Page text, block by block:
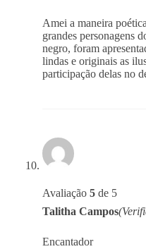
Amei a maneira
grandes personagens
negro, foram
lindas e originais as
participação delas no
Avaliação 5 de 5
Talitha Campos
Encantador